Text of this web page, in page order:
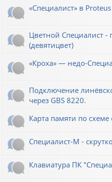
«Специалист» в Proteus
Цветной Специалист -
(девятицвет)
«Кроха» — недо-
Подключение
через GBS 8220.
Карта памяти по схеме
Специалист-М -
Клавиатура ПК